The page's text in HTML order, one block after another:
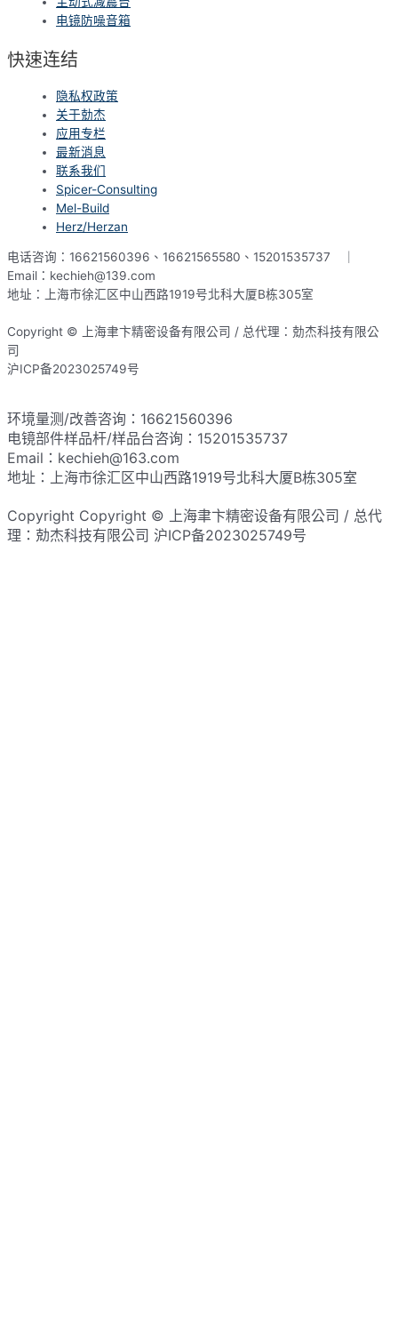
电镜防噪音箱
快速连结
隐私权政策
关于勀杰
应用专栏
最新消息
联系我们
Spicer-Consulting
Mel-Build
Herz/Herzan
电话咨询：16621560396、16621565580、15201535737 ｜
Email：kechieh@139.com
地址：上海市徐汇区中山西路1919号北科大厦B栋305室
Copyright © 上海聿卞精密设备有限公司 / 总代理：勀杰科技有限公
司
沪ICP备2023025749号
环境量测/改善咨询：16621560396
电镜部件样品杆/样品台咨询：15201535737
Email：kechieh@163.com
地址：上海市徐汇区中山西路1919号北科大厦B栋305室
Copyright Copyright © 上海聿卞精密设备有限公司 / 总代
理：勀杰科技有限公司 沪ICP备2023025749号​